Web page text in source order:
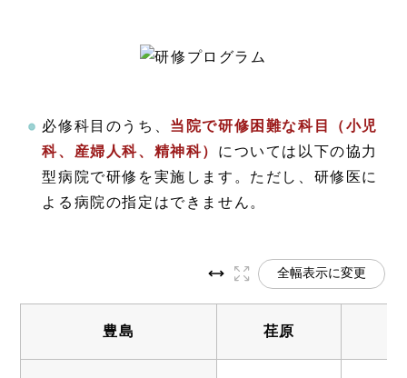
必修科目のうち、 当院で研修困難な科目（小児
科、産婦人科、精神科） については以下の協力
型病院で研修を実施します。ただし、研修医に
よる病院の指定はできません。
全幅表示に変更
豊島 荏原